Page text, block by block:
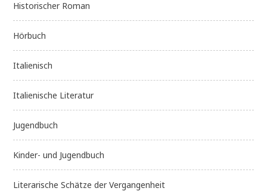
Historischer Roman
Hörbuch
Italienisch
Italienische Literatur
Jugendbuch
Kinder- und Jugendbuch
Literarische Schätze der Vergangenheit